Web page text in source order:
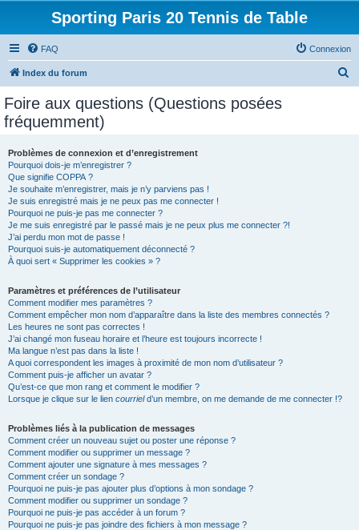
Sporting Paris 20 Tennis de Table
FAQ Connexion
Index du forum
Foire aux questions (Questions posées
fréquemment)
Problèmes de connexion et d’enregistrement
Pourquoi dois-je m’enregistrer ?
Que signifie COPPA ?
Je souhaite m’enregistrer, mais je n’y parviens pas !
Je suis enregistré mais je ne peux pas me connecter !
Pourquoi ne puis-je pas me connecter ?
Je me suis enregistré par le passé mais je ne peux plus me connecter ?!
J’ai perdu mon mot de passe !
Pourquoi suis-je automatiquement déconnecté ?
À quoi sert « Supprimer les cookies » ?
Paramètres et préférences de l’utilisateur
Comment modifier mes paramètres ?
Comment empêcher mon nom d’apparaître dans la liste des membres connectés ?
Les heures ne sont pas correctes !
J’ai changé mon fuseau horaire et l’heure est toujours incorrecte !
Ma langue n’est pas dans la liste !
A quoi correspondent les images à proximité de mon nom d’utilisateur ?
Comment puis-je afficher un avatar ?
Qu’est-ce que mon rang et comment le modifier ?
Lorsque je clique sur le lien courrield’un membre, on me demande de me connecter !?
Problèmes liés à la publication de messages
Comment créer un nouveau sujet ou poster une réponse ?
Comment modifier ou supprimer un message ?
Comment ajouter une signature à mes messages ?
Comment créer un sondage ?
Pourquoi ne puis-je pas ajouter plus d’options à mon sondage ?
Comment modifier ou supprimer un sondage ?
Pourquoi ne puis-je pas accéder à un forum ?
Pourquoi ne puis-je pas joindre des fichiers à mon message ?